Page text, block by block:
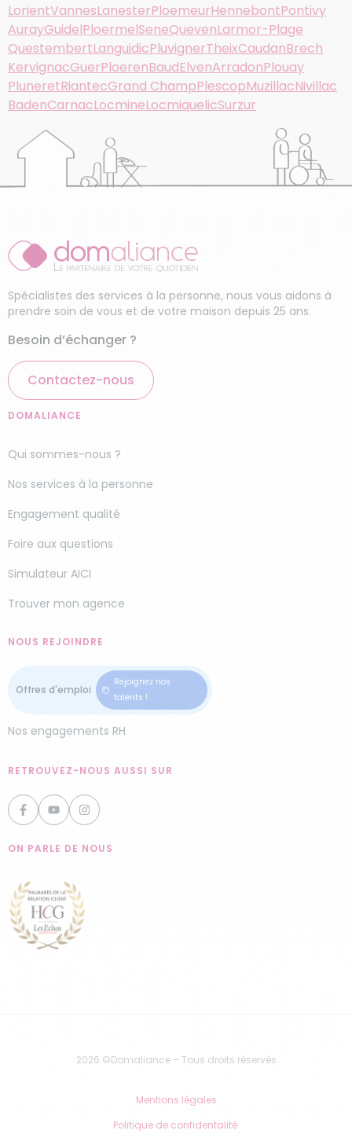
LorientVannesLanesterPloemeurHennebontPontivy
AurayGuidelPloermelSeneQuevenLarmor-Plage
QuestembertLanguidicPluvignerTheixCaudanBrech
KervignacGuerPloerenBaudElvenArradonPlouay
PluneretRiantecGrand ChampPlescopMuzillacNivillac
BadenCarnacLocmineLocmiquelicSurzur
Spécialistes des services à la personne, nous vous aidons à
prendre soin de vous et de votre maison depuis 25 ans.
Besoin d’échanger ?
Contactez-nous
DOMALIANCE
Qui sommes-nous ?
Nos services à la personne
Engagement qualité
Foire aux questions
Simulateur AICI
Trouver mon agence
NOUS REJOINDRE
Rejoignez nos
talents !
Nos engagements RH
RETROUVEZ-NOUS AUSSI SUR
ON PARLE DE NOUS
2026 ©Domaliance – Tous droits réservés
Mentions légales
Politique de confidentalité